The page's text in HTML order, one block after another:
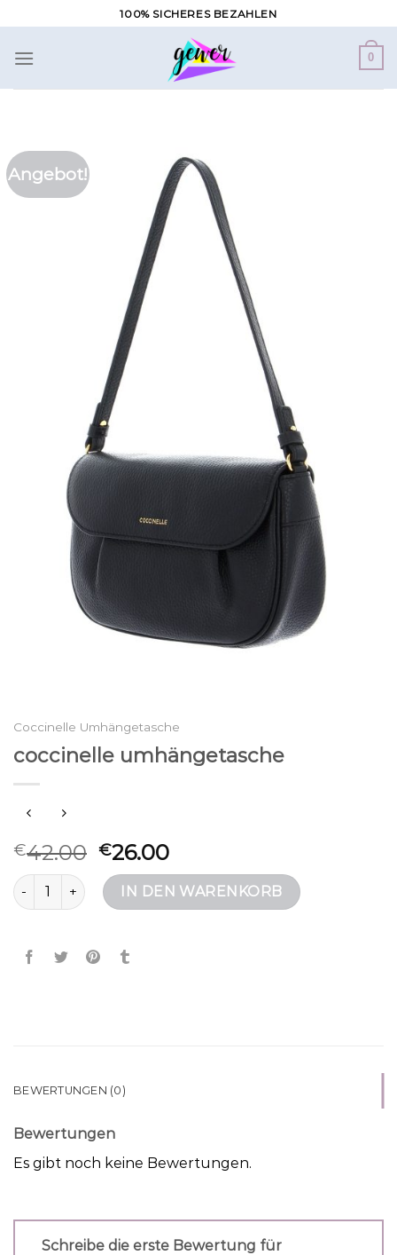
Inhalt
springen
100% SICHERES BEZAHLEN
0
Angebot!
Coccinelle Umhängetasche
coccinelle umhängetasche
€42.00 €26.00
coccinelle umhängetasche Menge
IN DEN WARENKORB
BEWERTUNGEN (0)
Bewertungen
Es gibt noch keine Bewertungen.
Schreibe die erste Bewertung für